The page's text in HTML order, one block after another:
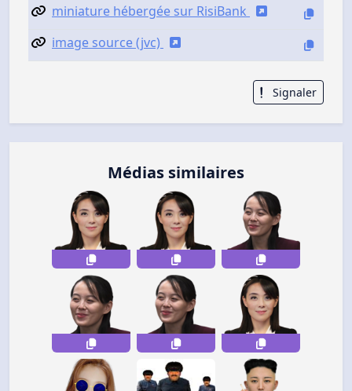
miniature hébergée sur RisiBank
image source (jvc)
Signaler
Médias similaires